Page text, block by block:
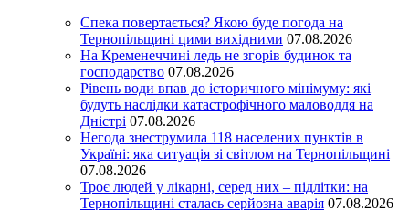
Спека повертається? Якою буде погода на
Тернопільщині цими вихідними 07.08.2026
На Кременеччині ледь не згорів будинок та
господарство 07.08.2026
Рівень води впав до історичного мінімуму: які
будуть наслідки катастрофічного маловоддя на
Дністрі 07.08.2026
Негода знеструмила 118 населених пунктів в
Україні: яка ситуація зі світлом на Тернопільщині
07.08.2026
Троє людей у лікарні, серед них – підлітки: на
Тернопільщині сталась серйозна аварія 07.08.2026